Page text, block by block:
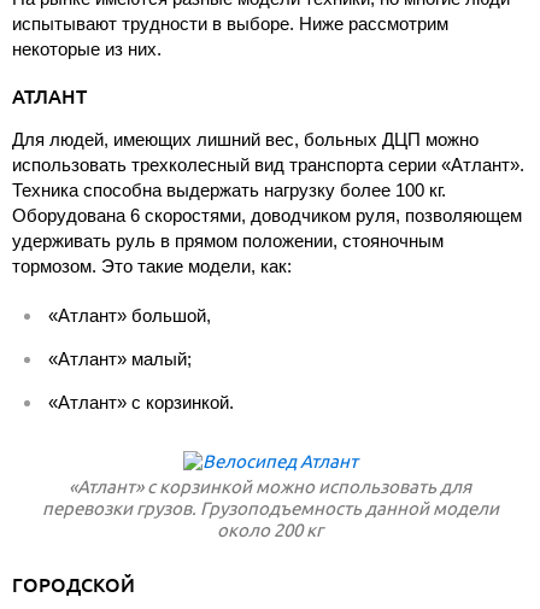
испытывают трудности в выборе. Ниже рассмотрим
некоторые из них.
АТЛАНТ
Для людей, имеющих лишний вес, больных ДЦП можно
использовать трехколесный вид транспорта серии «Атлант».
Техника способна выдержать нагрузку более 100 кг.
Оборудована 6 скоростями, доводчиком руля, позволяющем
удерживать руль в прямом положении, стояночным
тормозом. Это такие модели, как:
«Атлант» большой,
«Атлант» малый;
«Атлант» с корзинкой.
«Атлант» с корзинкой можно использовать для
перевозки грузов. Грузоподъемность данной модели
около 200 кг
ГОРОДСКОЙ